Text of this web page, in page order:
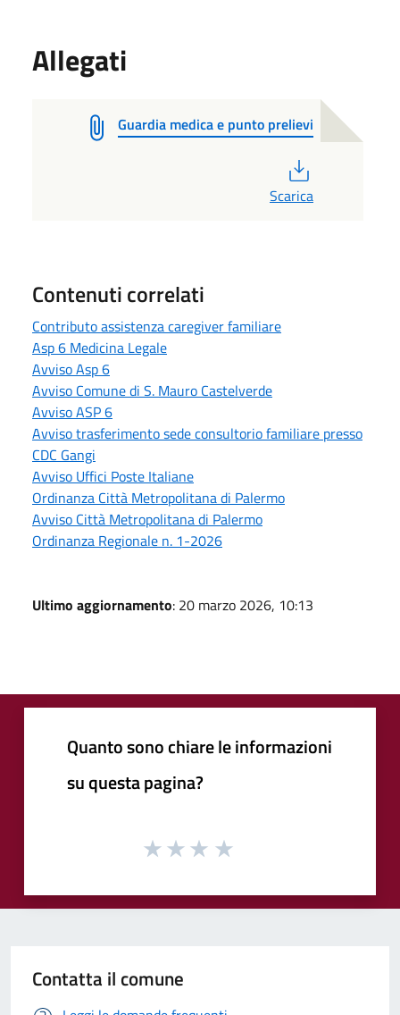
Allegati
Guardia medica e punto prelievi
Scarica
Contenuti correlati
Contributo assistenza caregiver familiare
Asp 6 Medicina Legale
Avviso Asp 6
Avviso Comune di S. Mauro Castelverde
Avviso ASP 6
Avviso trasferimento sede consultorio familiare presso
CDC Gangi
Avviso Uffici Poste Italiane
Ordinanza Città Metropolitana di Palermo
Avviso Città Metropolitana di Palermo
Ordinanza Regionale n. 1-2026
Ultimo aggiornamento: 20 marzo 2026, 10:13
Quanto sono chiare le informazioni
su questa pagina?
Contatta il comune